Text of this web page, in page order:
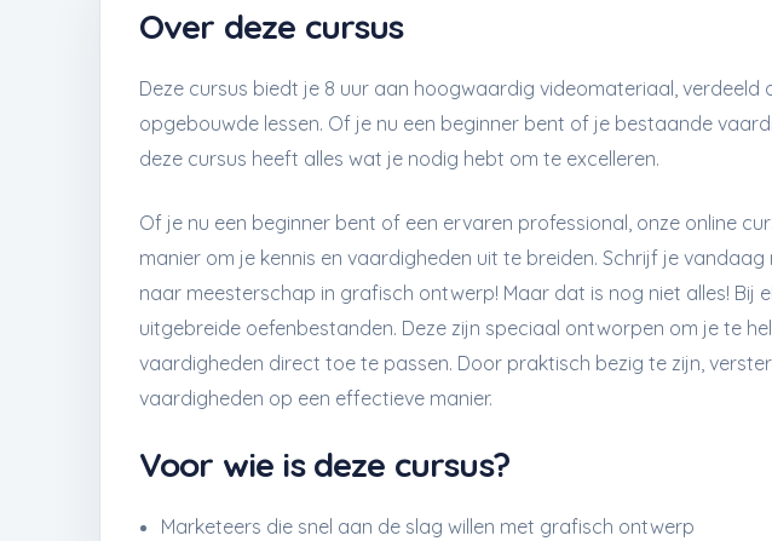
Over deze cursus
Deze cursus biedt je 8 uur aan hoogwaardig videomateriaal, verdeeld
opgebouwde lessen. Of je nu een beginner bent of je bestaande
deze cursus heeft alles wat je nodig hebt om te excelleren.
Of je nu een beginner bent of een ervaren professional, onze online
manier om je kennis en vaardigheden uit te breiden. Schrijf je vandaag
naar meesterschap in grafisch ontwerp! Maar dat is nog niet alles! Bij
uitgebreide oefenbestanden. Deze zijn speciaal ontworpen om je te
vaardigheden direct toe te passen. Door praktisch bezig te zijn,
vaardigheden op een effectieve manier.
Voor wie is deze cursus?
Marketeers die snel aan de slag willen met grafisch ontwerp